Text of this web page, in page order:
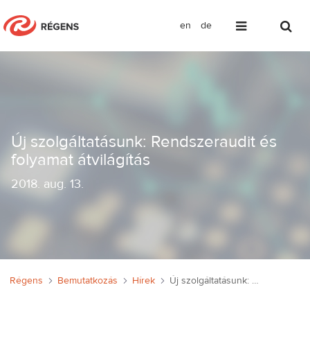
en de
Új szolgáltatásunk: Rendszeraudit és
Régens Bemutatkozás Hírek Új szolgáltatásunk: Rendszeraudit és folyamat átvilágítás
Új szolgáltatásunk: Rendszeraudit és
folyamat átvilágítás
2018. aug. 13.